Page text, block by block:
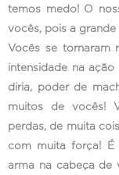
temos medo! O
vocês, pois a
Vocês se tornaram
intensidade na
diria, poder de
muitos de vocês!
perdas, de muita
com muita força! É
arma na cabeça de